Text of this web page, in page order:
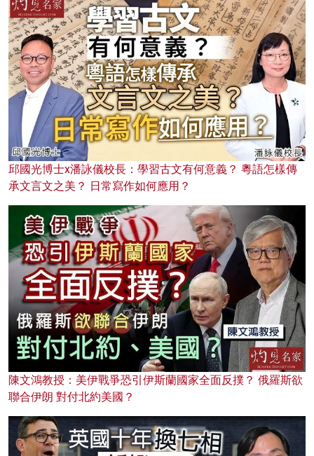
邱國光博士x潘詠儀校長：學習古文有何意義？ 粵語怎樣傳
承文言文之美？ 日常寫作如何應用？
陳文鴻教授：美伊戰爭恐引伊斯蘭國家全面反撲？ 俄羅斯欲
聯合伊朗 對付北約美國？